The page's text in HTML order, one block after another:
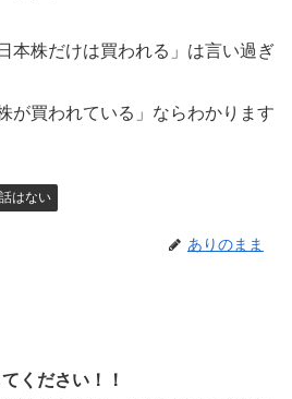
本株だけは買われる」は言い過ぎ
が買われている」ならわかります
はない
ありのまま
ください！！